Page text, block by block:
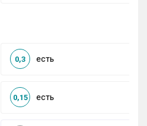
есть
0,3
есть
0,15